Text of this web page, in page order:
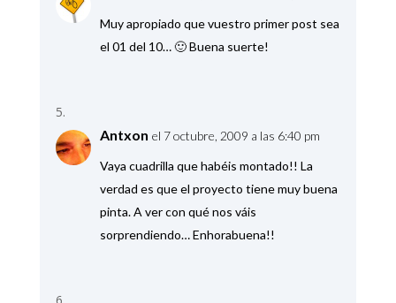
Muy apropiado que vuestro primer post sea
el 01 del 10… 🙂 Buena suerte!
Antxon el 7 octubre, 2009 a las 6:40 pm
Vaya cuadrilla que habéis montado!! La
verdad es que el proyecto tiene muy buena
pinta. A ver con qué nos váis
sorprendiendo… Enhorabuena!!